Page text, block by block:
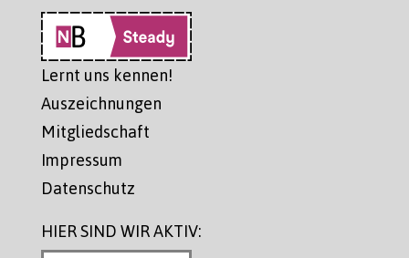
Lernt uns kennen!
Auszeichnungen
Mitgliedschaft
Impressum
Datenschutz
HIER SIND WIR AKTIV: